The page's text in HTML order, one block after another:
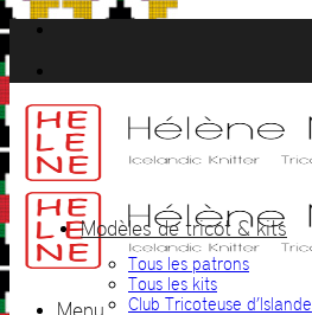
Passer
au
contenu
Menu
Modèles de tricot & kits
Tous les patrons
Tous les kits
Club Tricoteuse d’Islande